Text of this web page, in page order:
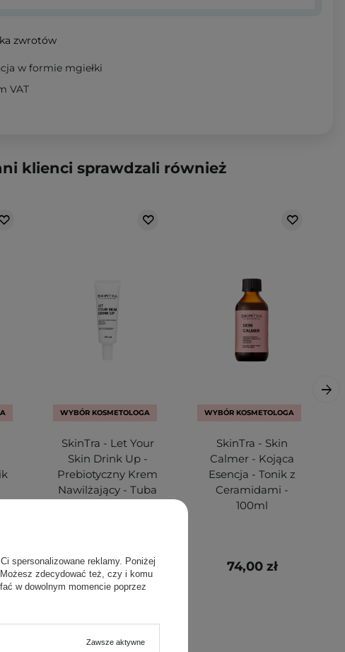
zwrotów
w formie mgiełki
VAT
klienci sprawdzali również
WYBÓR KOSMETOLOGA
SkinTra - Let Your
Skin Drink Up -
Prebiotyczny Krem
Nawilżający - Tuba
74,00 zł
WYBÓR KOSMETOLOGA
SkinTra - Skin
Calmer - Kojąca
Esencja - Tonik z
Ceramidami -
100ml
74,00 zł
spersonalizowane reklamy. Poniżej
zdecydować też, czy i komu
w dowolnym momencie poprzez
Zawsze aktywne